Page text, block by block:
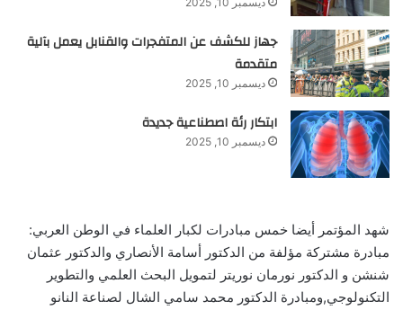
جهاز للكشف عن المتفجرات والقنابل يعمل بآلية
متقدمة
ديسمبر 10, 2025
ابتكار رئة اصطناعية جديدة
ديسمبر 10, 2025
شهد المؤتمر أيضا خمس مبادرات لكبار العلماء في الوطن العربي:
مبادرة مشتركة مؤلفة من الدكتور أسامة الأنصاري والدكتور عثمان
شنشن و الدكتور نورمان نوريتر لتمويل البحث العلمي والتطوير
التكنولوجي,ومبادرة الدكتور محمد سامي الشال لصناعة النانو